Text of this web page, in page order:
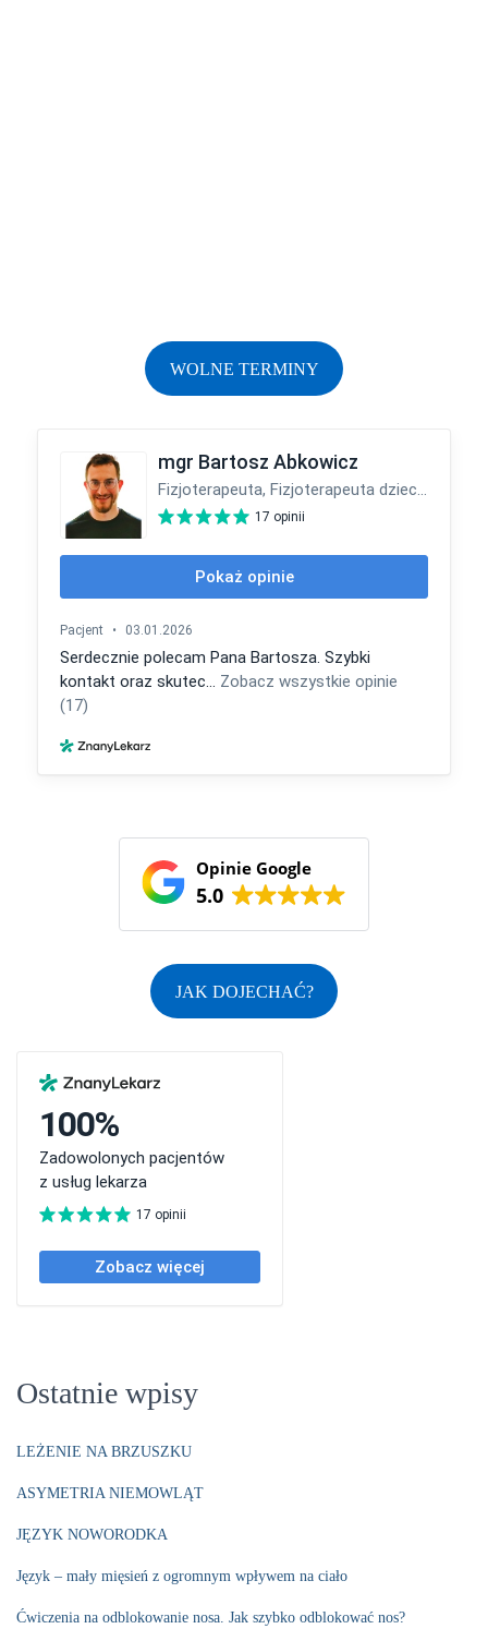
WOLNE TERMINY
Opinie Google
5.0
JAK DOJECHAĆ?
Ostatnie wpisy
LEŻENIE NA BRZUSZKU
ASYMETRIA NIEMOWLĄT
JĘZYK NOWORODKA
Język – mały mięsień z ogromnym wpływem na ciało
Ćwiczenia na odblokowanie nosa. Jak szybko odblokować nos?